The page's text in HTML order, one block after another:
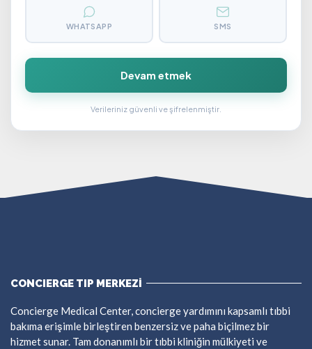
WHATSAPP SMS
Devam etmek
Verileriniz güvenli ve şifrelenmiştir.
CONCIERGE TIP MERKEZİ
Concierge Medical Center, concierge yardımını kapsamlı tıbbi
bakıma erişimle birleştiren benzersiz ve paha biçilmez bir
hizmet sunar. Tam donanımlı bir tıbbi kliniğin mülkiyeti ve